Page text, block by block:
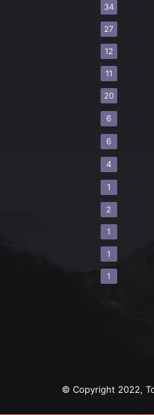
34
27
12
11
20
6
6
4
1
2
1
1
1
© Copyright 2022,